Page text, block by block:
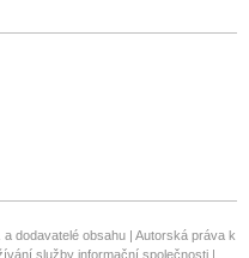
dodavatelé obsahu
Autorská práva k
služby informační společnosti